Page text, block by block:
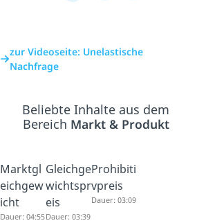
zur Videoseite: Unelastische
Nachfrage
Beliebte Inhalte aus dem
Bereich Markt & Produkt
Marktgl
eichgew
icht
Dauer: 04:55
Gleichge
wichtspr
eis
Dauer: 03:39
Prohibiti
vpreis
Dauer: 03:09